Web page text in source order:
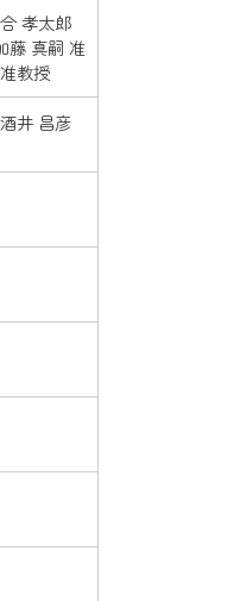
孝太郎
藤 真嗣 准
教授
井 昌彦